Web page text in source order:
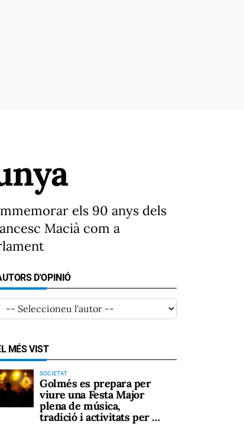
els 90 anys dels
Macià com a
D'OPINIÓ
MÉS VIST
SOCIETAT
Golmés es prepara per
viure una Festa Major
plena de música,
tradició i activitats per a